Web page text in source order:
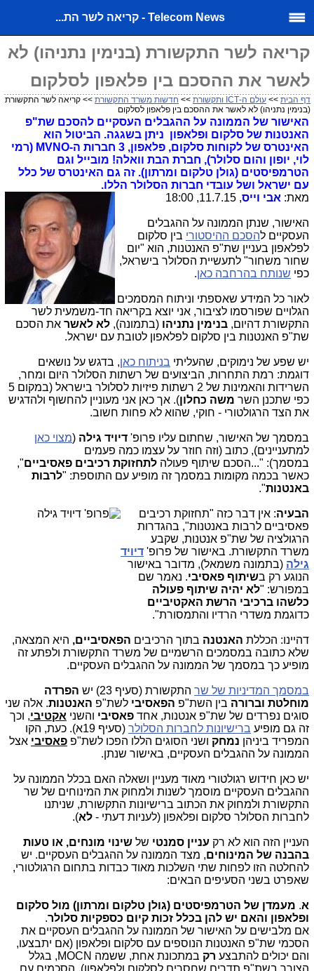
Telecom News - קריאה לשר הת...
קריאה לשר התקשורת (בנימין נתניהו) לא
לאשר את ההסכם בין פלאפון לסלקום
דף הבית >> עולם ה-ICT ותקשורת >> חדשות משרד התקשורת >> קריאה לשר התקשורת
(בנימין נתניהו) לא לאשר את ההסכם בין פלאפון לסלקום
האישור של הממונה על ההגבלים העסקיים להסכם שת"פ
האנטנות של סלקום ופלאפון ניתן בשגגה. הביטול הוא
האינטרס של לקוחות סלקום, פלאפון, 3 חברות ה-MVNO (רמי
לוי, יופון והום סלולר), חברת הבת וואלה! מובייל וגם
הטרמפיסטים (גולן טלקום ומרתון). זה גם האינטרס של כלל
עם ישראל ושל עובדי חברות הסלולר הללו.
מאת: אבי וייס, 11.7.15, 18:00
האישור, שנתן הממונה על ההגבלים
העסקיים להסכם ההיסטורי בין סלקום
לפלאפון בעניין שת"פ האנטנות, הוא "יום
שחור משחור" לתעשיית הסלולר בישראל,
כפי שנותח בהרחבה כאן.
לאור כל המידע שאספתי וניתוח המסמכים
הגלויים שפורסמו לציבור, אני יוצא בקריאה חד-משמעית לשר
התקשורת דהיום, בנימין נתניהו (בתמונה), לא לאשר את הסכם
שת"פ האנטנות בין סלקום לפלאפון לטובת עם ישראל.
יש שפע של נימוקים, שהעליתי בניתוח כאן, בדגש על נושאים
דוגמת: רמת התחרות, הביצועים של רשתות הסלולר היום ומחר,
השרידות והאמינות של 2 רשתות פיזיות לסלולר בישראל (במקום 5
כפי שתכנן השר משה כחלון). אך כאן אני מעוניין להחשוף ולהדגיש
את הצד הרגולטורי - חוקי, שהוא לא פחות חשוב.
במסמך של האישור, שחתום עליו פרופ' דיויד גילה (מצוי כאן
למתעניינים), כתוב (וזה חוזר על עצמו כמה פעמים
במסמך): "...הסכם שיתוף פעולה לתחזוקת רכיבים פאסיביים",
כאשר בכמה מקומות במסמך זה מופיע עם התוספת: "לרבות
באנטנות".
הבעיה: אין דבר כזה "תחזוקת רכיבים
פאסיביים לרבות באנטנות", בהגדרות
הרגולציה של שת"פ אנטנות, שקבע
משרד התקשורת. באישור של פרופ' דיויד
גילה (בתמונה משמאל), מדובר באישור
הנוגע רק בשיתוף פאסיבי. נאמר שם
במפורש: "לא יהיה שיתוף פעולה
כלשהו ברכיבי הרשת האקטיביים
כדוגמת משדרי הרדיו והתמסורת".
דהיינו: הכללת האנטנה בתוך הרכיבים הפאסיביים, היא המצאה,
שלא כתובה במסמכים הרשמיים של משרד התקשורת ולפתע זה
מופיע כך במסמך של הממונה על ההגבלים העסקיים.
במסמך המדיניות של שר התקשורת (סעיף 23) יש
הפרדה
מוחלטת וברורה בין השת"פ הפאסיבי לשת"פ האנטנות. אלה שני
סוגים נפרדים של שת"פ אנטנות, אחד פאסיבי והשני אקטיבי, וכך
זה גם מופיע ברישיונות לחברות הסלולר
(סעיף 19א). כעת, הקו
המפריד ביניהן נמחק ושני הסוגים הללו הפכו לשת"פ פאסיבי אצל
הממונה על ההגבלים העסקיים, באישור שנתן.
יש כאן חידוש רגולטורי מאוד מעניין ושאלה האם בכלל הממונה על
ההגבלים העסקיים מוסמך לשנות ולמחוק את המינוחים של שר
התקשורת ולמחוק את הכתוב ברישיונות התקשורת, שניתנו
לחברות הסלולר סלקום ופלאפון (לעניות דעתי - לא).
העניין הזה הוא לא רק עניין סמנטי של שינוי מונחים, או טעות
בהבנה של המינוחים, מצד הממונה על ההגבלים העסקיים. יש
להחלטה הזו לפחות שתי השלכות מאוד כבדות בתחום הרגולטורי,
שאפרט בשני הסעיפים הבאים:
א. מעמדן של הטרמפיסטים (גולן טלקום ומרתון) מול סלקום
ופלאפון והאם יש להן בכלל זכות קיום כספקיות סלולר.
אם מלבישים על האישור של הממונה על ההגבלים העסקיים את
הסכמי שת"פ האנטנות הנוספים עם סלקום ופלאפון (אם יתבצעו,
והם יכולים להתבצע רק
במתכונת אחת, ששמה MOCN, בגלל
הצורך בשת"פ תדרים שחסרים לסלקום ולפלאפון), הסכמים עם